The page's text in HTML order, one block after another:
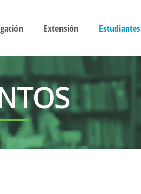
Extensión Estudiantes